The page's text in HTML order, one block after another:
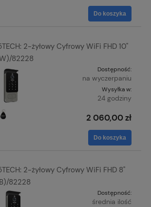
Do koszyka
2-żyłowy Cyfrowy WiFi FHD 10"
82228
Dostępność:
na wyczerpaniu
Wysyłka w:
24 godziny
2 060,00 zł
Do koszyka
2-żyłowy Cyfrowy WiFi FHD 8"
82228
Dostępność:
średnia ilość